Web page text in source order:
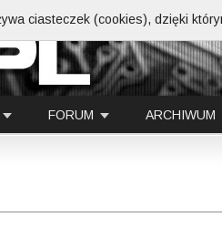
FORUM ARCHIWUM
ciasteczek (cookies), dzięki